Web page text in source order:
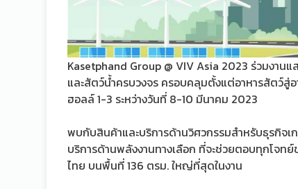
Kasetphand Group @ VIV Asia 2023 ร่วมงาน
และสัตว์น้ำครบวงจร ครอบคลุมตั้งแต่อาหารสัตว์สู่
ฮอลล์ 1-3 ระหว่างวันที่ 8-10 มีนาคม 2023
พบกับสินค้าและบริการด้านวิศวกรรมสำหรับธุรกิจ
บริการด้านพลังงานทางเลือก ที่จะช่วยตอบทุกโจ
ไทย บนพื้นที่ 136 ตรม. ใหญ่ที่สุดในงาน